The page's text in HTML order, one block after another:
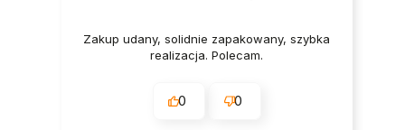
Zakup udany, solidnie zapakowany, szybka
realizacja. Polecam.
0 0